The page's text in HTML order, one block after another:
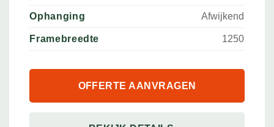
Ophanging Afwijkend
Framebreedte 1250
OFFERTE AANVRAGEN